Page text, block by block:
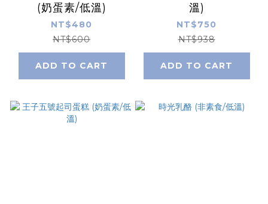
(奶蛋素/低溫)
NT$480
NT$600
ADD TO CART
溫)
NT$750
NT$938
ADD TO CART